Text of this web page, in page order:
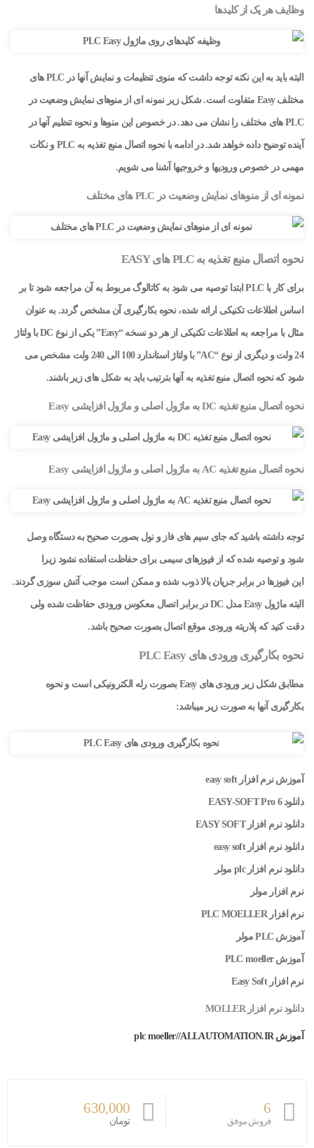
وظایف هر یک از کلیدها
البته باید به این نکته توجه داشت که منوی تنظیمات و نمایش آنها در PLC های
مختلف Easy متفاوت است. شکل زیر نمونه ای از منوهای نمایش وضعیت در
PLC های مختلف را نشان می دهد. در خصوص این منوها و نحوه تنظیم آنها در
آینده توضیح داده خواهد شد. در ادامه با نحوه اتصال منبع تغذیه به PLC و نکات
مهمی در خصوص ورودیها و خروجیها آشنا می شویم.
نمونه ای از منوهای نمایش وضعیت در PLC های مختلف
نحوه اتصال منبع تغذیه به PLC های EASY
برای کار با PLC ابتدا توصیه می شود به کاتالوگ مربوط به آن مراجعه شود تا بر
اساس اطلاعات تکنیکی ارائه شده، نحوه بکارگیری آن مشخص گردد. به عنوان
مثال با مراجعه به اطلاعات تکنیکی از هر دو نسخه “Easy” یکی از نوع DC با ولتاژ
24 ولت و دیگری از نوع “AC” با ولتاژ استاندارد 100 الی 240 ولت مشخص می
شود که نحوه اتصال منبع تغذیه به آنها بترتیب باید به شکل های زیر باشند.
نحوه اتصال منبع تغذیه DC به ماژول اصلی و ماژول افزایشی Easy
نحوه اتصال منبع تغذیه AC به ماژول اصلی و ماژول افزایشی Easy
توجه داشته باشید که جای سیم های فاز و نول بصورت صحیح به دستگاه وصل
شود و توصیه شده که از فیوزهای سیمی برای حفاظت استفاده نشود زیرا
این فیوزها در برابر جریان بالا ذوب شده و ممکن است موجب آتش سوزی گردند.
البته ماژول Easy مدل DC در برابر اتصال معکوس ورودی حفاظت شده ولی
دقت کنید که پلاریته ورودی موقع اتصال بصورت صحیح باشد.
نحوه بکارگیری ورودی های PLC Easy
مطابق شکل زیر ورودی های Easy بصورت رله الکترونیکی است و نحوه
بکارگیری آنها به صورت زیر میباشد:
آموزش نرم افزار easy soft
دانلود EASY-SOFT Pro 6
دانلود نرم افزار EASY SOFT
دانلود نرم افزار easy soft
دانلود نرم افزار plc مولر
نرم افزار مولر
نرم افزار PLC MOELLER
آموزش PLC مولر
آموزش PLC moeller
نرم افزار Easy Soft
دانلود نرم افزار MOLLER
آموزش plc moeller//ALLAUTOMATION.IR
6
فروش موفق
630,000
تومان